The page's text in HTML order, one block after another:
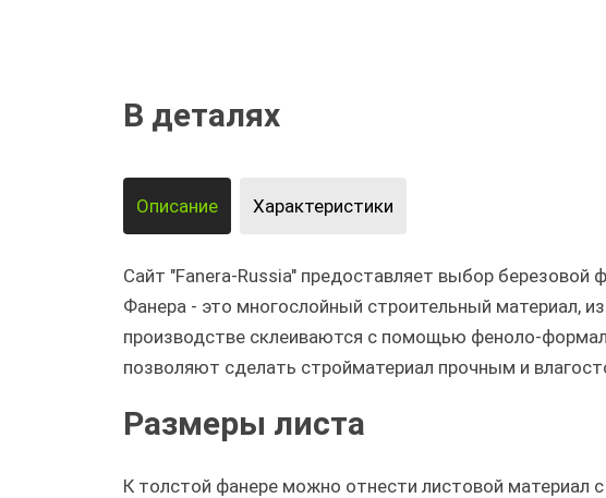
В деталях
Описание Характеристики
Сайт "Fanera-Russia" предоставляет выбор
Фанера - это многослойный строительный материал,
производстве склеиваются с помощью феноло-
позволяют сделать стройматериал прочным и
Размеры листа
К толстой фанере можно отнести листовой материал